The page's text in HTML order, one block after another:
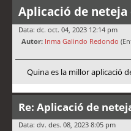
Aplicació de
Data: dc. oct. 04, 2023 12:14 pm
Autor: Inma Galindo Redondo
Quina es la millor aplicació
Re: Aplicació de
Data: dv. des. 08, 2023 8:05 pm